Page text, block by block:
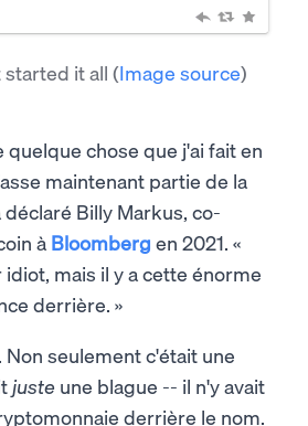
it all (Image source)
quelque chose que j'ai fait en
maintenant partie de la
Billy Markus, co-
à Bloomberg en 2021. «
mais il y a cette énorme
derrière. »
seulement c'était une
juste une blague -- il n'y avait
derrière le nom.